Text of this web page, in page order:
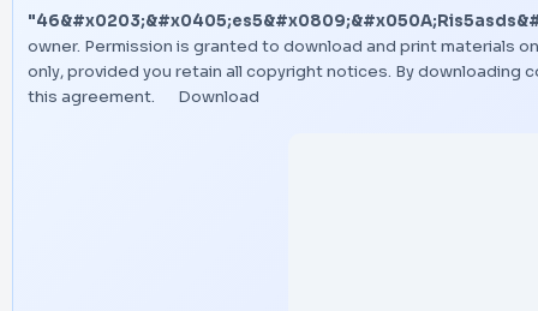
owner. Permission is granted to download and print materials
only, provided you retain all copyright notices. By
this agreement.
Download